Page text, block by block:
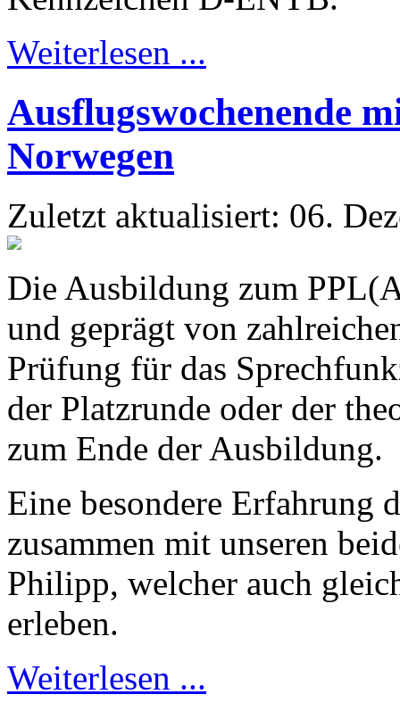
Weiterlesen ...
Ausflugswochenende
Norwegen
Zuletzt aktualisiert: 06.
Die Ausbildung zum
und geprägt von
Prüfung für das
der Platzrunde oder der
zum Ende der Ausbildung.
Eine besondere Erfahrung
zusammen mit unseren
Philipp, welcher auch
erleben.
Weiterlesen ...